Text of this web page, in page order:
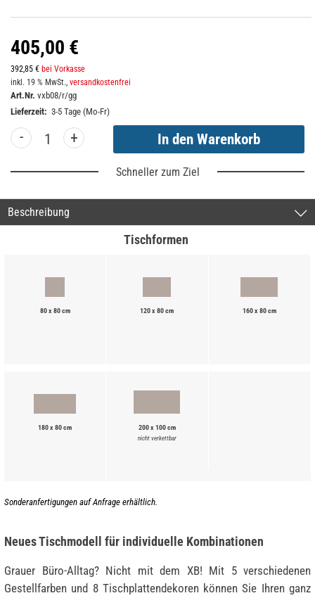
405,00 €
392,85 € bei Vorkasse
inkl. 19 % MwSt., versandkostenfrei
Art.Nr. vxb08/r/gg
Lieferzeit: 3-5 Tage (Mo-Fr)
- +
Schneller zum Ziel
Beschreibung
Tischformen
80 x 80 cm 120 x 80 cm 160 x 80 cm
180 x 80 cm 200 x 100 cm
nicht verkettbar
Sonderanfertigungen auf Anfrage erhältlich.
Neues Tischmodell für individuelle Kombinationen
Grauer Büro-Alltag? Nicht mit dem XB! Mit 5 verschiedenen
Gestellfarben und 8 Tischplattendekoren können Sie Ihren ganz